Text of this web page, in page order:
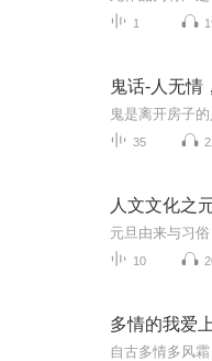
1
鬼话-人无情
35
人文文化之
10
多情的我爱